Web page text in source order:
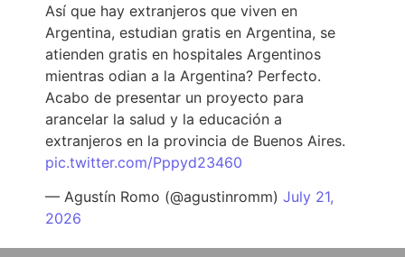
Así que hay extranjeros que viven en
Argentina, estudian gratis en Argentina, se
atienden gratis en hospitales Argentinos
mientras odian a la Argentina? Perfecto.
Acabo de presentar un proyecto para
arancelar la salud y la educación a
extranjeros en la provincia de Buenos Aires.
pic.twitter.com/Pppyd23460
— Agustín Romo (@agustinromm) July 21,
2026